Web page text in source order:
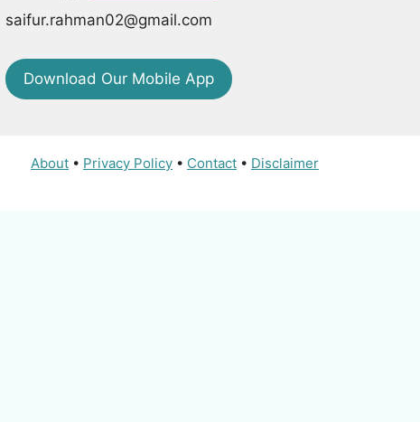
saifur.rahman02@gmail.com
Download Our Mobile App
About • Privacy Policy • Contact • Disclaimer